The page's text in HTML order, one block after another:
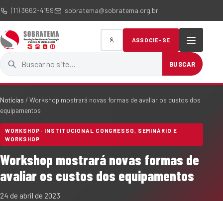
(11) 3662-4159 sobratema@sobratema.org.br
Buscar no site
BUSCAR
ASSOCIE-SE
Notícias /Workshop mostrará novas formas de avaliar os custos dos
equipamentos
WORKSHOP · INSTITUCIONAL CONGRESSO, SEMINÁRIO E
WORKSHOP
Workshop mostrará novas formas de
avaliar os custos dos equipamentos
24 de abril de 2023